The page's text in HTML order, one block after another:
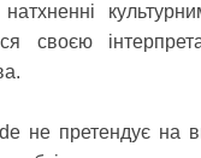
своєю
не претендує на